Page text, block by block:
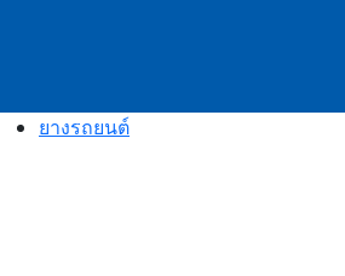
ยางรถยนต์